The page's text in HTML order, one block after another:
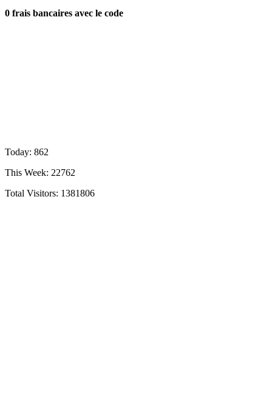
0 frais bancaires avec le code
Today: 862
This Week: 22762
Total Visitors: 1381806